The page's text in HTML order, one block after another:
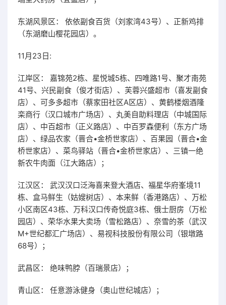
东湖风景区： 依依副食百货（刘家湾43号）、正新鸡排
（东湖磨山樱花园店）。
11月23日:
江岸区： 嘉锦苑2栋、星悦城5栋、四唯路1号、聚才南苑
41号、兴民副食（俊才街店）、芙蓉兴盛超市（喜发副食
店）、可多多超市（蔡家田社区A区店）、黄鹤楼烟酒隆
栾商行（汉口城市广场店）、丸美自助料理店（中城国际
店）、中百超市（正义路店）、中百罗森便利（东方广场
店）、绿品农家（晋合•金桥世家店）、百果园（晋合•金
桥世家店）、菜鸟驿站（晋合•金桥世家店）、三镇一绝
新农牛肉面（江大路店）；
江汉区： 武汉汉口泛海喜来登大酒店、福星华府峯境11
栋、盒马鲜生（姑嫂树店）、本来鲜（香港路店）、万松
小区南区43栋、万科汉口传奇悦庭3栋、俄士厨房（万松
园店）、荣华水果大卖场（雪松路店）、奈雪的茶（武汉
M+世纪都汇广场店）、易视科技股份有限公司（银墩路
68号）；
武昌区： 绝味鸭脖（百瑞景店）；
青山区： 任意游泳健身（奥山世纪城店）；